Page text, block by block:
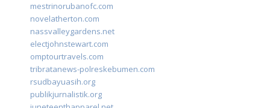
mestrinorubanofc.com
novelatherton.com
nassvalleygardens.net
electjohnstewart.com
omptourtravels.com
tribratanews-polreskebumen.com
rsudbayuasih.org
publikjurnalistik.org